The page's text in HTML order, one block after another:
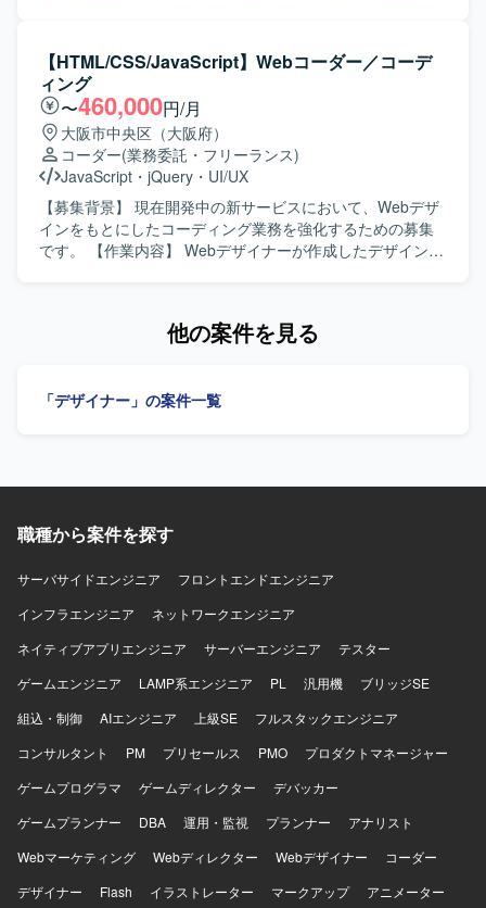
境を活用しながら、裁量の大きいポジションでWebサービ
ス改善や新機能開発に取り組める点が大きな魅力です。
【開発環境】 言語/フロント：TypeScript, JavaScript, React
インフラ/データ：AWS, BigQuery, GitHub AI環境：Gemini,
Cursor ツール：Slack, Notion, Google Workspace を利用し
ております。
具体的には、メール配信の設定、キャンペーンの設計およ
び設定、リスト操作、プログラムやトークンの実装・調整
など、各種マーケティング施策の実務オペレーションを行
っていただきます。 【求める人物像】 MA運用におけるル
ールやテンプレートを正確に守りながら作業を進められる
方を求めています。細かな確認作業やテスト・チェック対
応を丁寧に行い、安定した品質で運用を継続できる方が望
ましいです。 【ポジションの魅力】 MA運用の実務を通じ
て、マーケティングオートメーション領域の知見を深める
ことができます。属人化している運用の平準化に関わるこ
HTML/CSSで構成されたLPやフォームを取り扱う環境とな
【HTML/CSS/JavaScript】Webコーダー／コーデ
ィング
〜460,000円/月
大阪市中央区（大阪府）
コーダー(業務委託・フリーランス)
JavaScript ・ jQuery ・ UI/UX
【募集背景】 現在開発中の新サービスにおいて、Webデザ
インをもとにしたコーディング業務を強化するための募集
です。 【作業内容】 Webデザイナーが作成したデザインカ
忠実に再現する実装も担当していただきます。 【求める人
用した効率的な開発に前向きで、チームメンバーと積極的
身につけることができます。メンバー同士のコミュニケー
装・コーディングに関わることができます。 【開発環境】
ロントエンド実装にHTML／CSS／JavaScriptを用いた環境
他の案件を見る
「デザイナー」の案件一覧
職種から案件を探す
サーバサイドエンジニア
フロントエンドエンジニア
インフラエンジニア
ネットワークエンジニア
ネイティブアプリエンジニア
サーバーエンジニア
テスター
ゲームエンジニア
LAMP系エンジニア PL 汎用機
ブリッジSE
組込・制御
AIエンジニア 上級SE
フルスタックエンジニア
コンサルタント
PM プリセールス PMO
プロダクトマネージャー
ゲームプログラマ
ゲームディレクター
デバッカー
ゲームプランナー
DBA 運用・監視 プランナー
アナリスト
Webマーケティング
Webディレクター Webデザイナー
コーダー
デザイナー
Flash イラストレーター マークアップ
アニメーター